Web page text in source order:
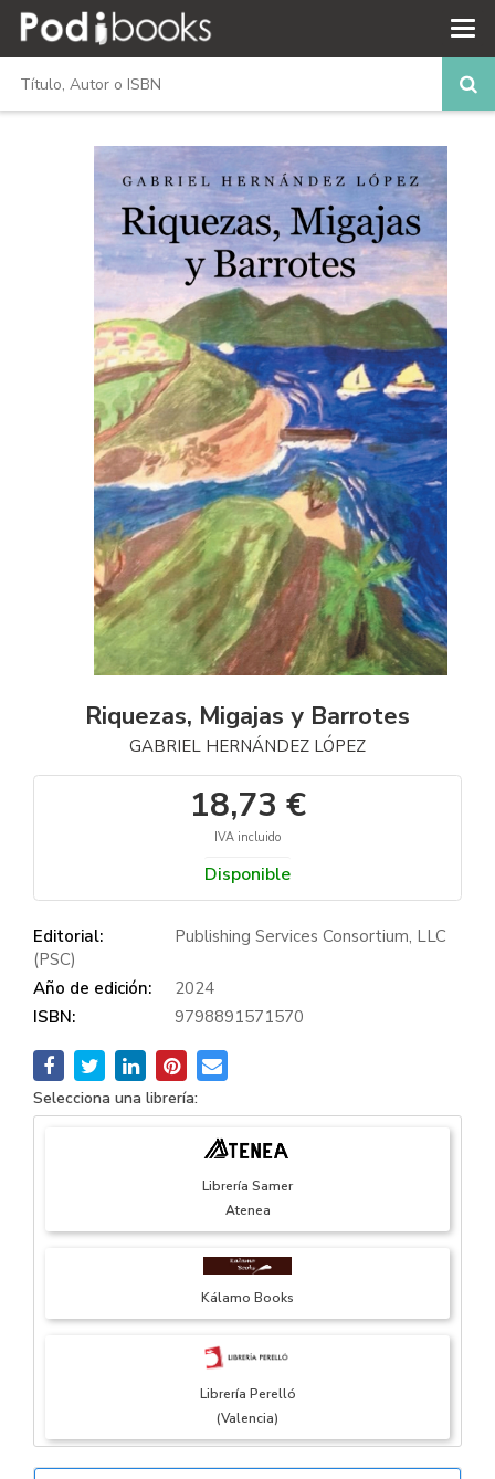
Riquezas, Migajas y Barrotes
GABRIEL HERNÁNDEZ LÓPEZ
18,73 €
IVA incluido
Disponible
Editorial:
Publishing Services Consortium, LLC
(PSC)
Año de edición:
2024
ISBN:
9798891571570
Selecciona una librería:
Librería Samer
Atenea
Kálamo Books
Librería Perelló
(Valencia)